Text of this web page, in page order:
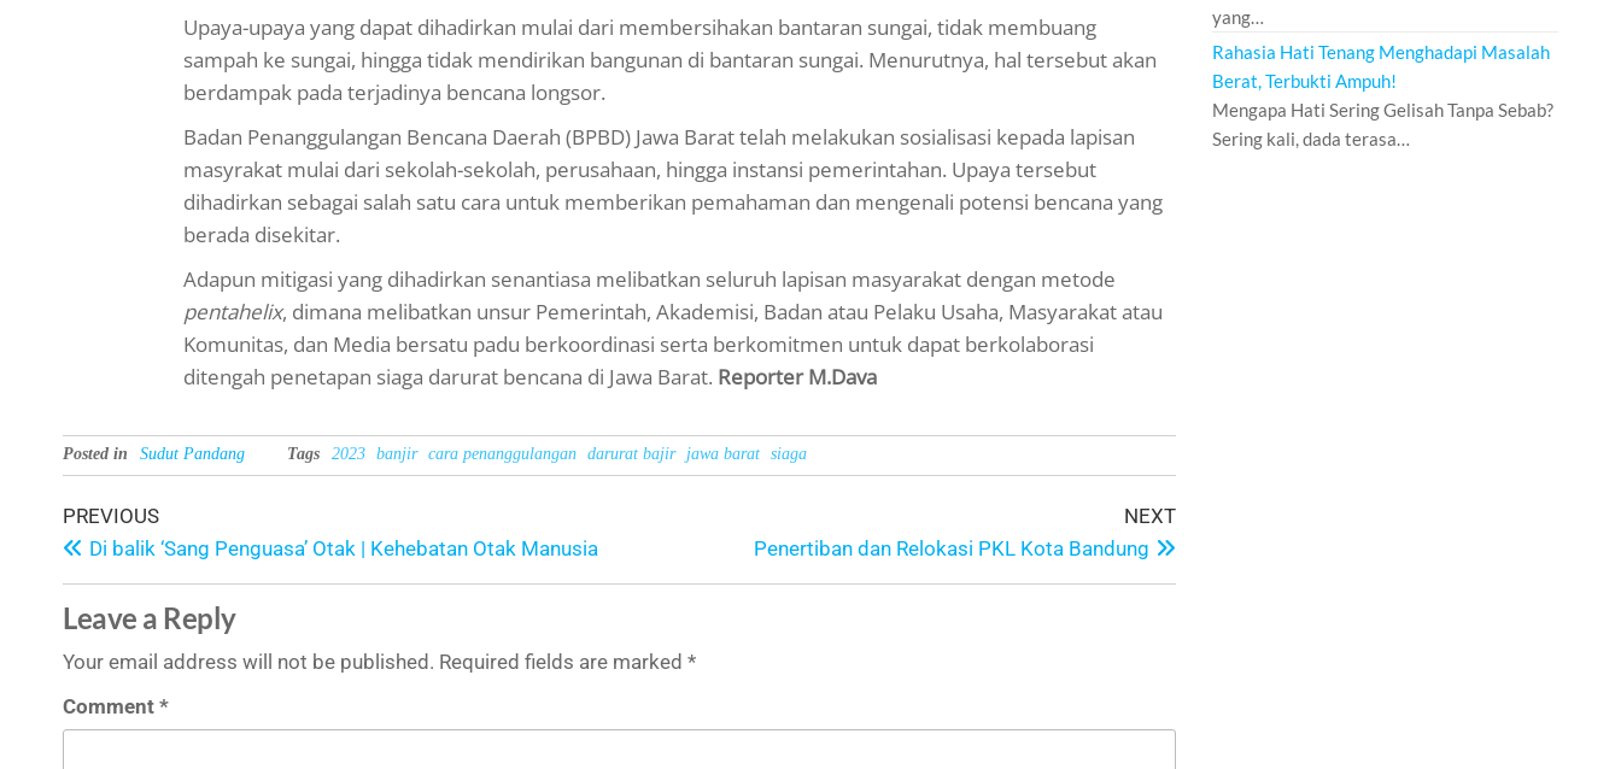
Upaya-upaya yang dapat dihadirkan mulai dari membersihakan bantaran sungai, tidak membuang
sampah ke sungai, hingga tidak mendirikan bangunan di bantaran sungai. Menurutnya, hal tersebut akan
berdampak pada terjadinya bencana longsor.
Badan Penanggulangan Bencana Daerah (BPBD) Jawa Barat telah melakukan sosialisasi kepada lapisan
masyrakat mulai dari sekolah-sekolah, perusahaan, hingga instansi pemerintahan. Upaya tersebut
dihadirkan sebagai salah satu cara untuk memberikan pemahaman dan mengenali potensi bencana yang
berada disekitar.
Adapun mitigasi yang dihadirkan senantiasa melibatkan seluruh lapisan masyarakat dengan metode
pentahelix, dimana melibatkan unsur Pemerintah, Akademisi, Badan atau Pelaku Usaha, Masyarakat atau
Komunitas, dan Media bersatu padu berkoordinasi serta berkomitmen untuk dapat berkolaborasi
ditengah penetapan siaga darurat bencana di Jawa Barat. Reporter M.Dava
Posted in Sudut Pandang Tags 2023 banjir cara penanggulangan darurat bajir jawa barat siaga
PREVIOUS
Di balik ‘Sang Penguasa’ Otak | Kehebatan Otak Manusia
NEXT
Penertiban dan Relokasi PKL Kota Bandung
Leave a Reply
Your email address will not be published. Required fields are marked *
Comment *
yang…
Rahasia Hati Tenang Menghadapi Masalah
Berat, Terbukti Ampuh!
Mengapa Hati Sering Gelisah Tanpa Sebab?
Sering kali, dada terasa…